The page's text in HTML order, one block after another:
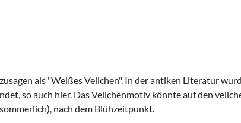
als "Weißes Veilchen". In der antiken Literatur
so auch hier. Das Veilchenmotiv könnte auf den
nach dem Blühzeitpunkt.